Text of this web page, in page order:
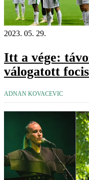
2023. 05. 29.
Itt a vége:
válogatott
ADNAN KOVACEVIC